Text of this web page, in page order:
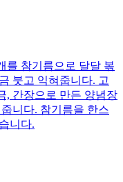
를 참기름으로 달달 볶
붓고 익혀줍니다. 고
, 간장으로 만든 양념장
니다. 참기름을 한스
니다.